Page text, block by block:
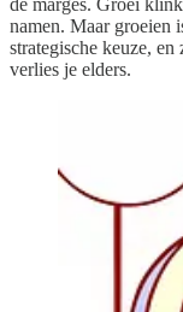
de marges. Groei
namen. Maar groeien
strategische keuze,
verlies je elders.